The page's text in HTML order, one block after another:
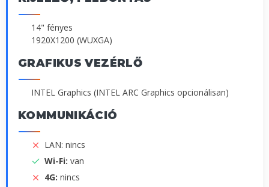
14" fényes
1920X1200 (WUXGA)
GRAFIKUS VEZÉRLŐ
INTEL Graphics (INTEL ARC Graphics opcionálisan)
KOMMUNIKÁCIÓ
LAN: nincs
Wi-Fi: van
4G: nincs